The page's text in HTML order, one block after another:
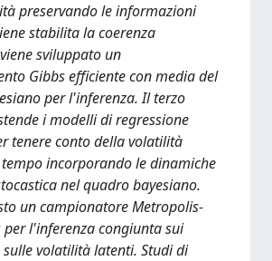
preservando le informazioni
stabilita la coerenza
sviluppato un
Gibbs efficiente con media del
per l'inferenza. Il terzo
i modelli di regressione
tenere conto della volatilità
incorporando le dinamiche
nel quadro bayesiano.
un campionatore Metropolis-
per l'inferenza congiunta sui
volatilità latenti. Studi di